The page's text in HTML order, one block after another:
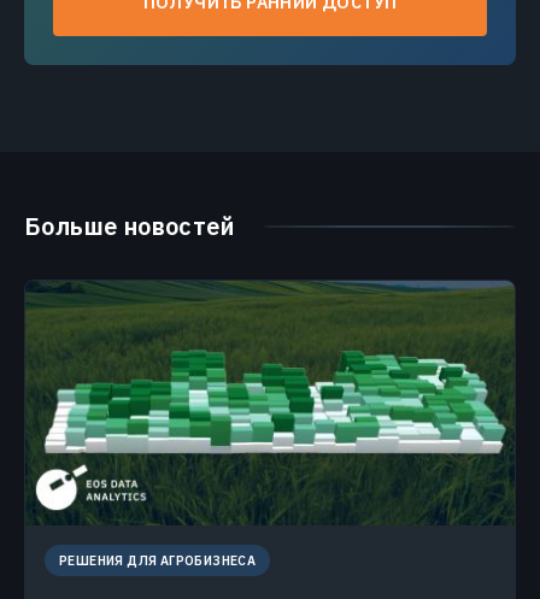
Больше новостей
РЕШЕНИЯ ДЛЯ АГРОБИЗНЕСА